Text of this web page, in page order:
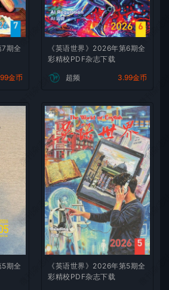
7期全
金币
《英语世界》2026年第6期全
彩精校PDF杂志下载
超频 3.99金币
5期全
《英语世界》2026年第5期全
彩精校PDF杂志下载
微刊杂志社
微刊杂
微刊杂志社
微刊杂
微刊杂志社
微刊杂
微刊杂志社
微刊杂
微刊杂志社
微刊杂